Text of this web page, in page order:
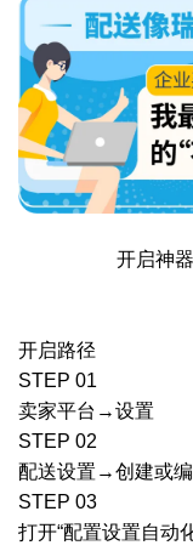
开启神
开启路径
STEP 01
卖家平台→设置
STEP 02
配送设置→创建或
STEP 03
打开“配置设置自动